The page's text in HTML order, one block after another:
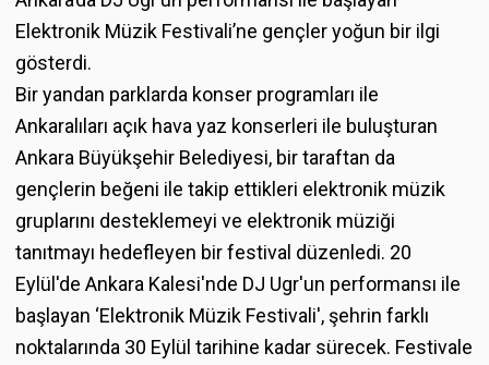
Elektronik Müzik Festivali’ne gençler yoğun bir ilgi
gösterdi.
Bir yandan parklarda konser programları ile
Ankaralıları açık hava yaz konserleri ile buluşturan
Ankara Büyükşehir Belediyesi, bir taraftan da
gençlerin beğeni ile takip ettikleri elektronik müzik
gruplarını desteklemeyi ve elektronik müziği
tanıtmayı hedefleyen bir festival düzenledi. 20
Eylül'de Ankara Kalesi'nde DJ Ugr'un performansı ile
başlayan ‘Elektronik Müzik Festivali', şehrin farklı
noktalarında 30 Eylül tarihine kadar sürecek. Festivale